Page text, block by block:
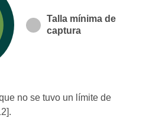
Talla mínima de
captura
no se tuvo un límite de